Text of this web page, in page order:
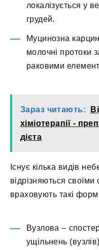
локалізується у
грудей.
Муцинозна
молочні протоки
раковими
Зараз читають:
хіміотерапії -
дієта
Існує кілька видів
відрізняються
враховують такі
Вузлова –
ущільнень